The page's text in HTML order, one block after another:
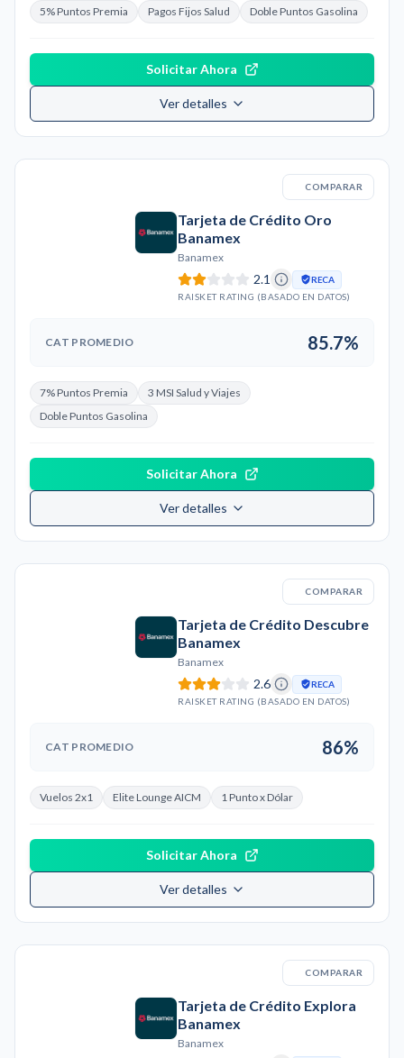
5% Puntos Premia Pagos Fijos Salud Doble Puntos Gasolina
Solicitar Ahora
Ver detalles
COMPARAR
Tarjeta de Crédito Oro
Banamex
Banamex
2.1
RECA
RAISKET RATING (BASADO EN DATOS)
CAT PROMEDIO 85.7%
7% Puntos Premia
3 MSI Salud y Viajes
Doble Puntos Gasolina
Solicitar Ahora
Ver detalles
COMPARAR
Tarjeta de Crédito Descubre
Banamex
Banamex
2.6
RECA
RAISKET RATING (BASADO EN DATOS)
CAT PROMEDIO 86%
Vuelos 2x1 Elite Lounge AICM 1 Punto x Dólar
Solicitar Ahora
Ver detalles
COMPARAR
Tarjeta de Crédito Explora
Banamex
Banamex